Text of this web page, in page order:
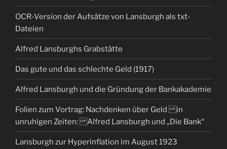
OCR-Version der Aufsätze von Lansburgh als txt-
Dateien
Alfred Lansburghs Grabstätte
Das gute und das schlechte Geld (1917)
Alfred Lansburgh und die Gründung der Bankakademie
Folien zum Vortrag: Nachdenken über Geld in
unruhigen Zeiten: Alfred Lansburgh und „Die Bank“
Lansburgh zur Hyperinflation im August 1923